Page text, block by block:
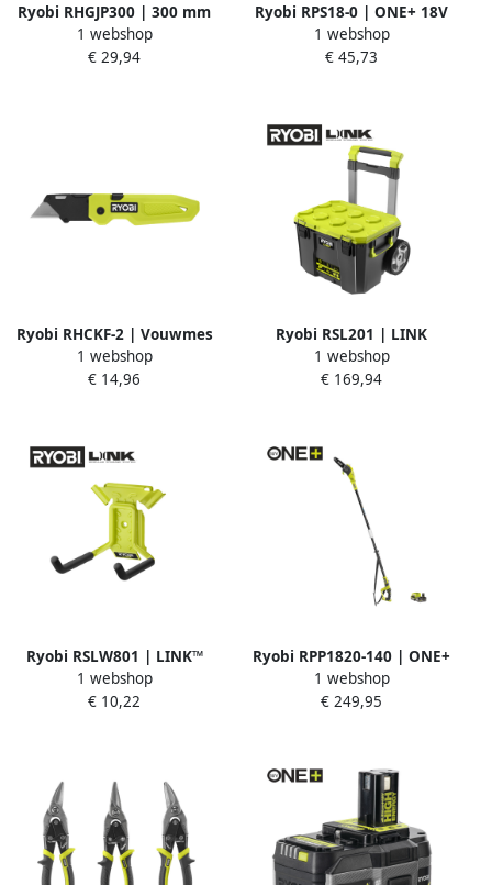
Ryobi RHGJP300 | 300 mm
waterpomptang
5132006057
1 webshop
€ 29,94
Ryobi RPS18-0 | ONE+ 18V
Accu Palmschuurmachine
(excl. accu) 5133005394
1 webshop
€ 45,73
Ryobi RHCKF-2 | Vouwmes
5132006402
1 webshop
€ 14,96
Ryobi RSL201 | LINK
Gereedschapskist op
wieltjes 5132006074
1 webshop
€ 169,94
Ryobi RSLW801 | LINK™
Haak voor elektrisch
gereedschap B2B MOQ 8
1 webshop
€ 10,22
Ryobi RPP1820-140 | ONE+
18V 26cm telescopische
snoeikettingzaag (1x4.0Ah)
1 webshop
€ 249,95